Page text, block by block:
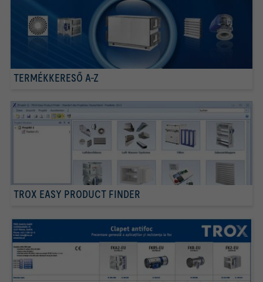
TERMÉKKERESŐ A-Z
TROX EASY PRODUCT FINDER